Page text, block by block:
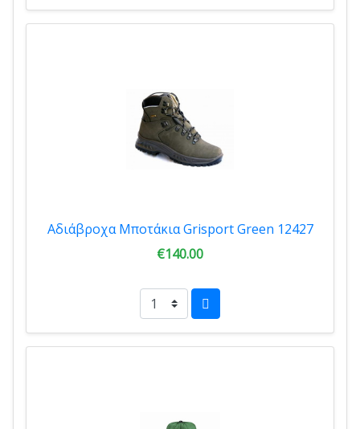
Αδιάβροχα Μποτάκια Grisport Green 12427
€140.00